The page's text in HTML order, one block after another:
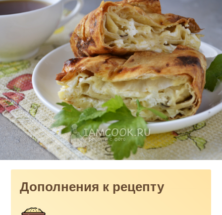
Дополнения к рецепту